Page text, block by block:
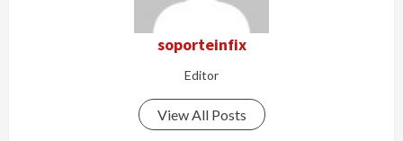
soporteinfix
Editor
View All Posts